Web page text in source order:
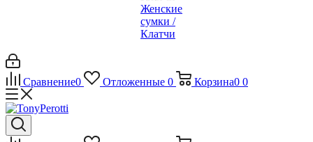
Женские
сумки /
Клатчи
Сравнение0 Отложенные 0 Корзина0 0